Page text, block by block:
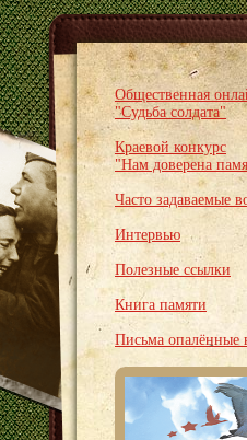
Общественная
"Судьба солдата"
Краевой конкурс
"Нам доверена
Часто задаваемые
Интервью
Полезные ссылки
Книга памяти
Письма опалённые